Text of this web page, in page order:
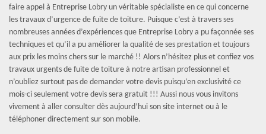
faire appel à Entreprise Lobry un véritable spécialiste en ce qui concerne
les travaux d’urgence de fuite de toiture. Puisque c’est à travers ses
nombreuses années d’expériences que Entreprise Lobry a pu façonnée ses
techniques et qu’il a pu améliorer la qualité de ses prestation et toujours
aux prix les moins chers sur le marché !! Alors n’hésitez plus et confiez vos
travaux urgents de fuite de toiture à notre artisan professionnel et
n’oubliez surtout pas de demander votre devis puisqu’en exclusivité ce
mois-ci seulement votre devis sera gratuit !!! Aussi nous vous invitons
vivement à aller consulter dès aujourd’hui son site internet ou à le
téléphoner directement sur son mobile.